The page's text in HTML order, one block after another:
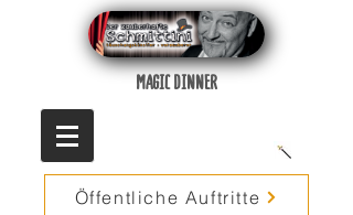
MAGIC DINNER
Öffentliche Auftritte